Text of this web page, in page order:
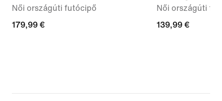
Női országúti futócipő
179,99
179,99 €
Női országúti
139,99
139,99 €